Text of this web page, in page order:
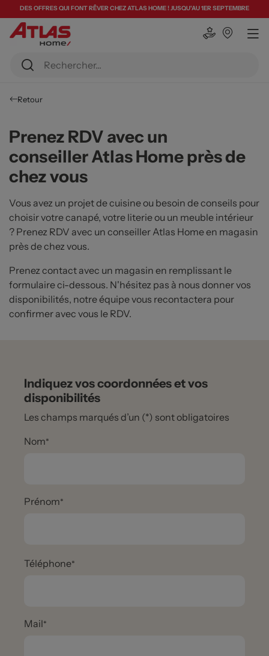
DES OFFRES QUI FONT RÊVER CHEZ ATLAS HOME ! JUSQU'AU 1ER SEPTEMBRE
Retour
Prenez RDV avec un
conseiller Atlas Home près de
chez vous
Vous avez un projet de cuisine ou besoin de conseils pour
choisir votre canapé, votre literie ou un meuble intérieur
? Prenez RDV avec un conseiller Atlas Home en magasin
près de chez vous.
Prenez contact avec un magasin en remplissant le
formulaire ci-dessous. N'hésitez pas à nous donner vos
disponibilités, notre équipe vous recontactera pour
confirmer avec vous le RDV.
Indiquez vos coordonnées et vos
disponibilités
Les champs marqués d’un (*) sont obligatoires
Nom
Prénom
Téléphone
Mail